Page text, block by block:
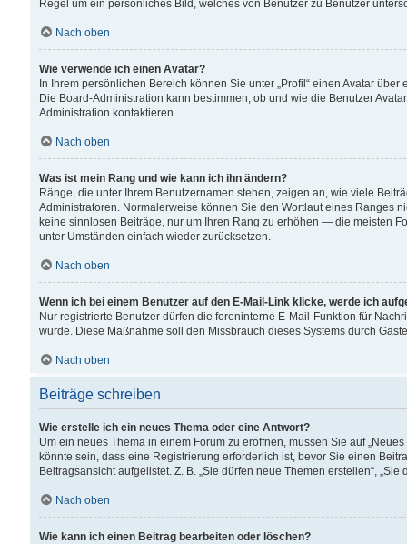
Regel um ein persönliches Bild, welches von Benutzer zu Benutzer
Nach oben
Wie verwende ich einen Avatar?
In Ihrem persönlichen Bereich können Sie unter „Profil“ einen Avatar
Die Board-Administration kann bestimmen, ob und wie die Benutzer
Administration kontaktieren.
Nach oben
Was ist mein Rang und wie kann ich ihn ändern?
Ränge, die unter Ihrem Benutzernamen stehen, zeigen an, wie viele
Administratoren. Normalerweise können Sie den Wortlaut eines Ranges
keine sinnlosen Beiträge, nur um Ihren Rang zu erhöhen — die meisten
unter Umständen einfach wieder zurücksetzen.
Nach oben
Wenn ich bei einem Benutzer auf den E-Mail-Link klicke, werde ich
Nur registrierte Benutzer dürfen die foreninterne E-Mail-Funktion für
wurde. Diese Maßnahme soll den Missbrauch dieses Systems durch
Nach oben
Beiträge schreiben
Wie erstelle ich ein neues Thema oder eine Antwort?
Um ein neues Thema in einem Forum zu eröffnen, müssen Sie auf
könnte sein, dass eine Registrierung erforderlich ist, bevor Sie einen
Beitragsansicht aufgelistet. Z. B. „Sie dürfen neue Themen erstellen“,
Nach oben
Wie kann ich einen Beitrag bearbeiten oder löschen?